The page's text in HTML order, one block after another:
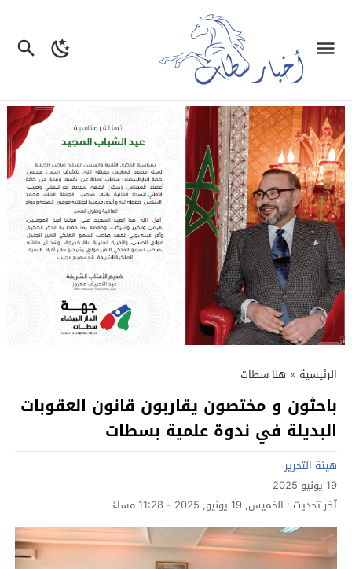
الرئيسية » هنا سطات
باحثون و مختصون يقاربون قانون العقوبات
البديلة في ندوة علمية بسطات
هيئة التحرير
19 يونيو 2025
آخر تحديث : الخميس, 19 يونيو, 2025 - 11:28 مساءً